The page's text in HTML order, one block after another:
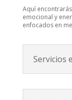
Aquí
emocional y
enfocados en
Servicios